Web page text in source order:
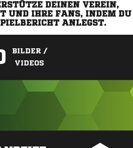
DEINEN VEREIN,
UND IHRE FANS, INDEM DU
ANLEGST.
BILDER /
VIDEOS